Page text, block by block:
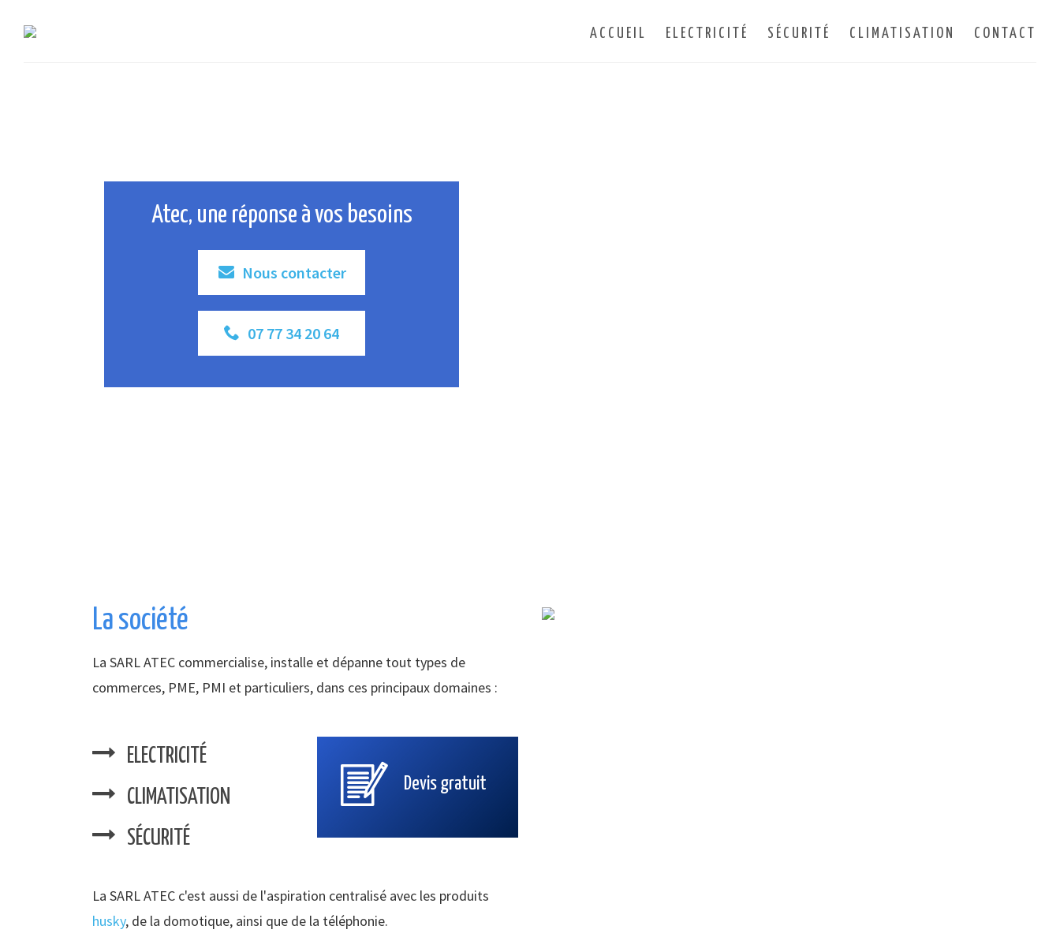
ACCUEIL ELECTRICITÉ SÉCURITÉ CLIMATISATION CONTACT
Atec, une réponse à vos besoins
Nous contacter
07 77 34 20 64
La société
La SARL ATEC commercialise, installe et dépanne tout types de
commerces, PME, PMI et particuliers, dans ces principaux domaines :
ELECTRICITÉ
CLIMATISATION
SÉCURITÉ
Devis gratuit
La SARL ATEC c'est aussi de l'aspiration centralisé avec les produits
husky, de la domotique, ainsi que de la téléphonie.